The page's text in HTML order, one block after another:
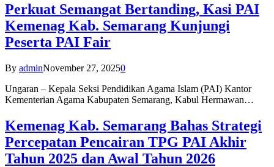
Perkuat Semangat Bertanding, Kasi PAI
Kemenag Kab. Semarang Kunjungi
Peserta PAI Fair
By adminNovember 27, 20250
Ungaran – Kepala Seksi Pendidikan Agama Islam (PAI) Kantor
Kementerian Agama Kabupaten Semarang, Kabul Hermawan…
Kemenag Kab. Semarang Bahas Strategi
Percepatan Pencairan TPG PAI Akhir
Tahun 2025 dan Awal Tahun 2026